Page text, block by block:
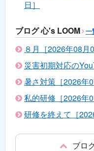
日］
ブログ 心's LOOM 一
８月［2026年08月
災害初期対応の
暑さ対策［2026年
私的研修［2026年
研修を終えて［
ブロ